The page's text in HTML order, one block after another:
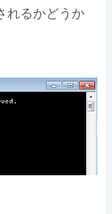
れるかどうか